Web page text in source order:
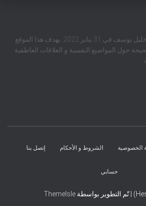
تم إنشاء موقع الكوتش خليل يوسف في 31 يناير 2022. يهدف هذا الموقع
حول المواضيع النفسية و العلاقات العاطفية
الخصوصية الشروط و الأحكام إتصل بنا
حسابي
ThemeIsle